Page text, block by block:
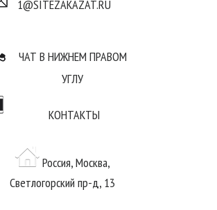
1@SITEZAKAZAT.RU
ЧАТ В НИЖНЕМ ПРАВОМ
УГЛУ
КОНТАКТЫ
Россия, Москва,
Светлогорский пр-д, 13